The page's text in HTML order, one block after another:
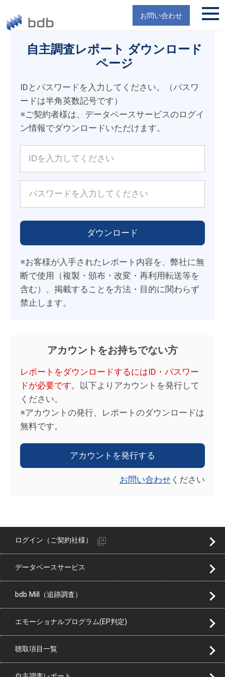
お問い合わせ
自主調査レポート ダウンロード
ページ
IDとパスワードを入力してください。（パスワ
ードは半角英数記号です）
※ご契約者様は、データベースサービスのログイ
ン情報でダウンロードいただけます。
※お客様が入手されたレポート内容を、弊社に無
断で使用（複製・頒布・改変・再利用転送等を
含む）、掲載することを方法・目的に関わらず
禁止します。
アカウントをお持ちでない方
レポートをダウンロードするにはID・パスワー
ドが必要です。 以下よりアカウントを発行して
ください。
※アカウントの発行、レポートのダウンロードは
無料です。
アカウントを発行する
お問い合わせ ください
ログイン（ご契約社様）
データベースサービス
bdb Mill（追跡調査）
エモーショナルプログラム(EP判定)
聴取項目一覧